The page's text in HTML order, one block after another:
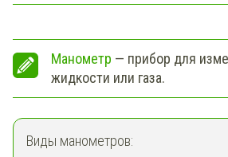
Манометр — прибор для
жидкости или газа.
Виды манометров: